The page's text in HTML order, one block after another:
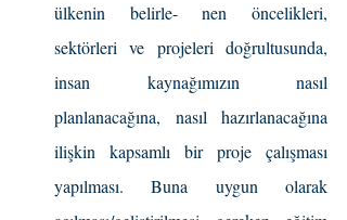
ülkenin belirle- nen öncelikleri,
sektörleri ve projeleri doğrultusunda,
insan kaynağımızın nasıl
planlanacağına, nasıl hazırlanacağına
ilişkin kapsamlı bir proje çalışması
yapılması. Buna uygun olarak